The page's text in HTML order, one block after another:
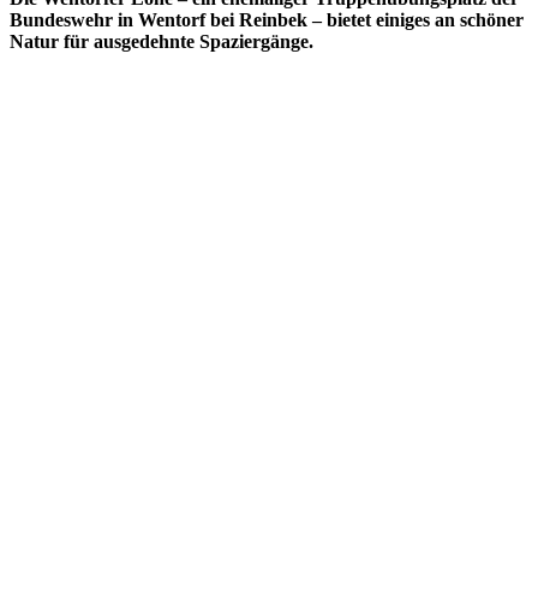
Bundeswehr in Wentorf bei Reinbek – bietet einiges an schöner
Natur für ausgedehnte Spaziergänge.